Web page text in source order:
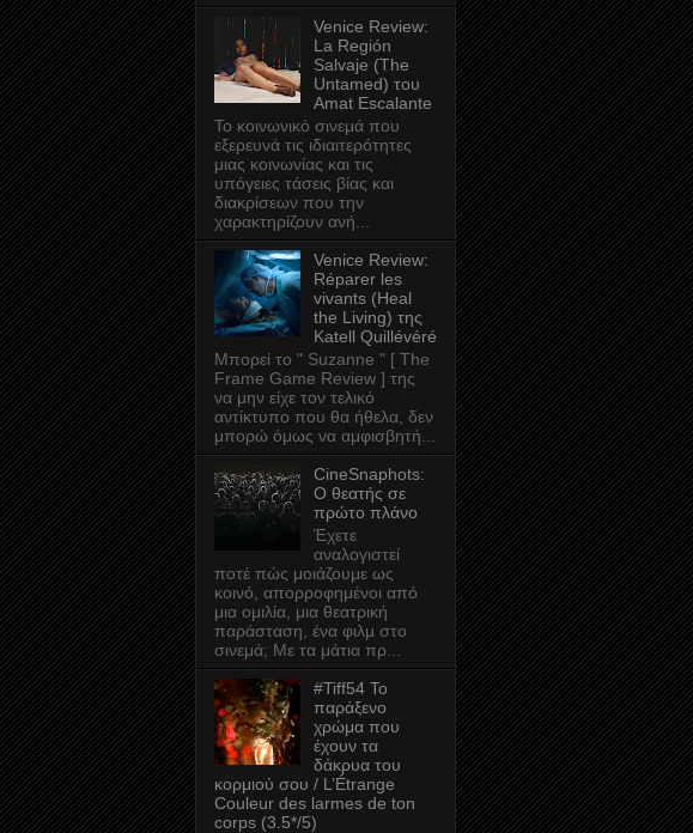
Venice Review:
La Región
Salvaje (The
Untamed) του
Amat Escalante
Το κοινωνικό σινεμά που
εξερευνά τις ιδιαιτερότητες
μιας κοινωνίας και τις
υπόγειες τάσεις βίας και
διακρίσεων που την
χαρακτηρίζουν ανή...
Venice Review:
Réparer les
vivants (Heal
the Living) της
Katell Quillévéré
Μπορεί το " Suzanne " [ The
Frame Game Review ] της
να μην είχε τον τελικό
αντίκτυπο που θα ήθελα, δεν
μπορώ όμως να αμφισβητή...
CineSnaphots:
Ο θεατής σε
πρώτο πλάνο
Έχετε
αναλογιστεί
ποτέ πώς μοιάζουμε ως
κοινό, απορροφημένοι από
μια ομιλία, μια θεατρική
παράσταση, ένα φιλμ στο
σινεμά; Με τα μάτια πρ...
#Tiff54 Το
παράξενο
χρώμα που
έχουν τα
δάκρυα του
κορμιού σου / L’Étrange
Couleur des larmes de ton
corps (3.5*/5)